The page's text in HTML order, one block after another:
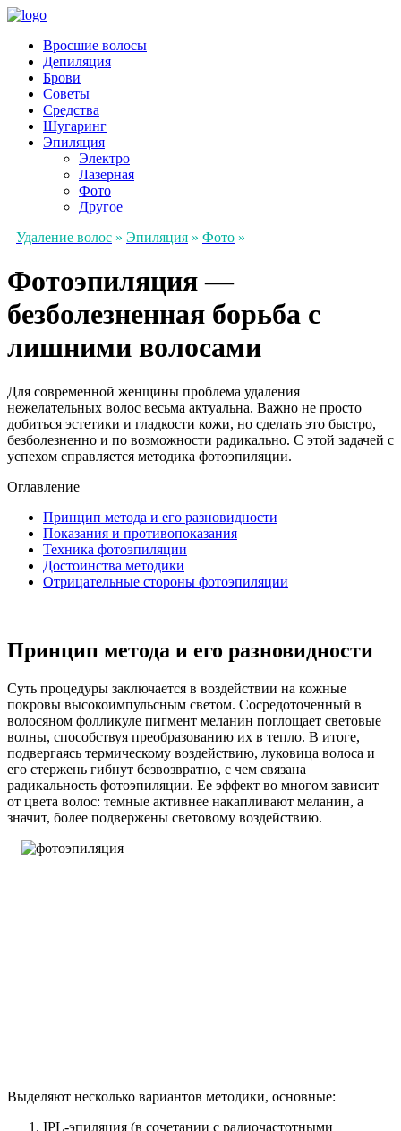
Вросшие волосы
Депиляция
Брови
Советы
Средства
Шугаринг
Эпиляция
Электро
Лазерная
Фото
Другое
Удаление волос » Эпиляция » Фото »
Фотоэпиляция —
безболезненная борьба с
лишними волосами
Для современной женщины проблема удаления
нежелательных волос весьма актуальна. Важно не просто
добиться эстетики и гладкости кожи, но сделать это быстро,
безболезненно и по возможности радикально. С этой задачей с
успехом справляется методика фотоэпиляции.
Оглавление
Принцип метода и его разновидности
Показания и противопоказания
Техника фотоэпиляции
Достоинства методики
Отрицательные стороны фотоэпиляции
Принцип метода и его разновидности
Суть процедуры заключается в воздействии на кожные
покровы высокоимпульсным светом. Сосредоточенный в
волосяном фолликуле пигмент меланин поглощает световые
волны, способствуя преобразованию их в тепло. В итоге,
подвергаясь термическому воздействию, луковица волоса и
его стержень гибнут безвозвратно, с чем связана
радикальность фотоэпиляции. Ее эффект во многом зависит
от цвета волос: темные активнее накапливают меланин, а
значит, более подвержены световому воздействию.
Выделяют несколько вариантов методики, основные:
IPL-эпиляция (в сочетании с радиочастотными